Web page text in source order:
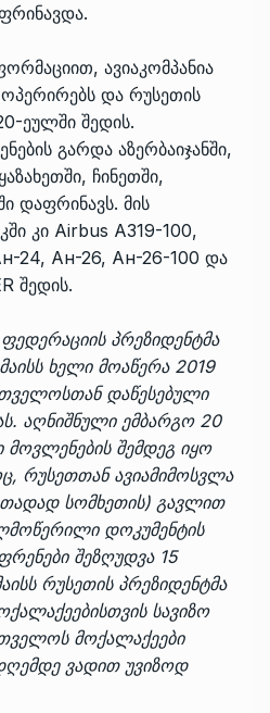
ავიაკომპანია
და რუსეთის
ეულში შედის.
გარდა აზერბაიჯანში,
ჩინეთში,
დაფრინავს. მის
კი Airbus A319-100,
24, Ан-26, Ан-26-100 და
შედის.
პრეზიდენტმა
ხელი მოაწერა 2019
დაწესებული
აღნიშნული ემბარგო 20
მოვლენების შემდეგ იყო
რუსეთთან ავიამიმოსვლა
სომხეთის) გავლით
დოკუმენტის
შეზღუდვა 15
რუსეთის პრეზიდენტმა
სავიზო
მოქალაქეები
ვადით უვიზოდ